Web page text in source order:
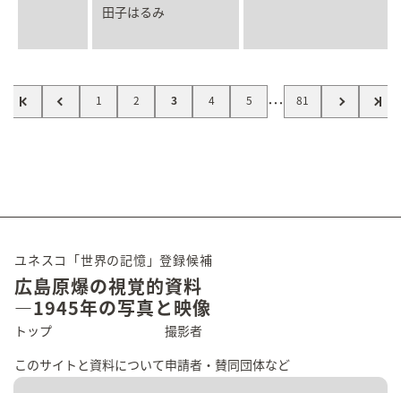
田子はるみ
1 2 3 4 5 … 81
ユネスコ「世界の記憶」登録候補
広島原爆の視覚的資料
―1945年の写真と映像
トップ
このサイトと資料について
撮影者
申請者・賛同団体など